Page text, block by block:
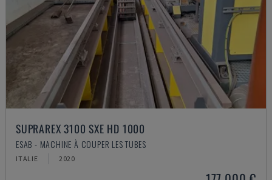
SUPRAREX 3100 SXE HD 1000
ESAB - MACHINE À COUPER LES TUBES
ITALIE 2020